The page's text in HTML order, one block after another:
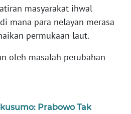
masyarakat ihwal
mana para nelayan merasa
permukaan laut.
oleh masalah perubahan
Prabowo Tak